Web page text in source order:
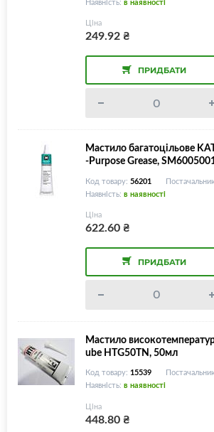
Ціна
249.92₴
ПРИДБАТИ
Мастило багатоцільове
-Purpose Grease,
Код товару: 56201
Наявність: в наявності
Ціна
622.60₴
ПРИДБАТИ
Мастило
ube HTG50TN, 50мл
Код товару: 15539
Наявність: в наявності
Ціна
448.80₴